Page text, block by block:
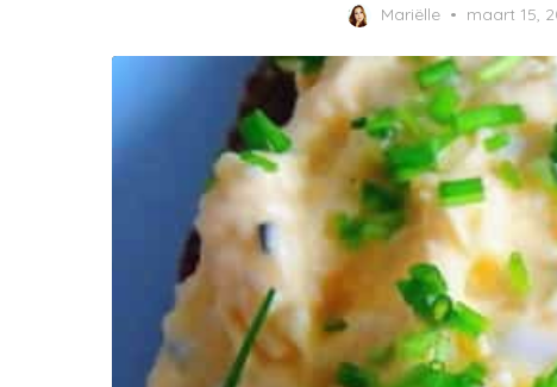
Mariëlle
Posted
maart 15,